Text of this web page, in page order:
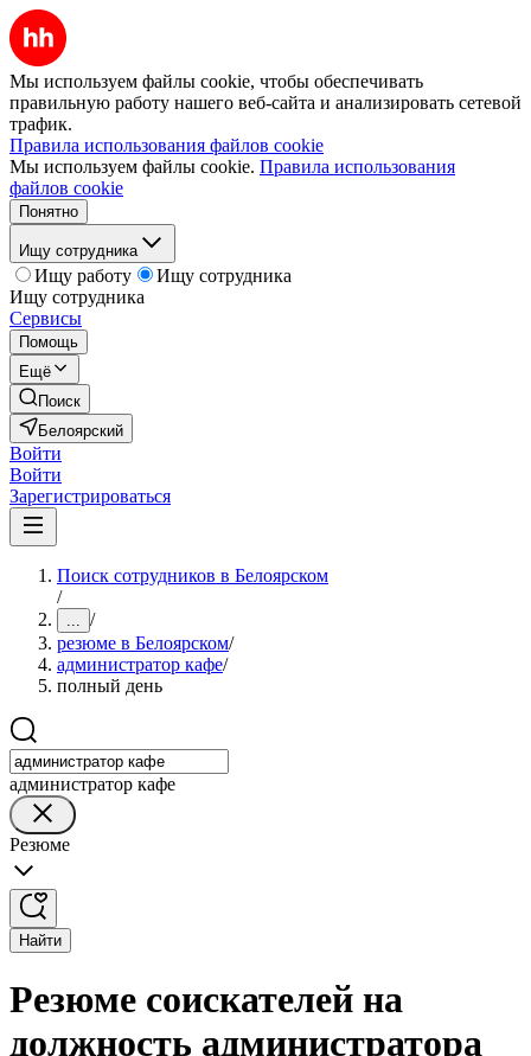
Мы используем файлы cookie, чтобы обеспечивать
правильную работу нашего веб-сайта и анализировать сетевой
трафик.
Правила использования файлов cookie
Мы используем файлы cookie. Правила использования
файлов cookie
Понятно
Ищу сотрудника
Ищу работу
Ищу сотрудника
Ищу сотрудника
Сервисы
Помощь
Ещё
Поиск
Белоярский
Войти
Войти
Зарегистрироваться
Поиск сотрудников в Белоярском
/
... /
резюме в Белоярском/
администратор кафе/
полный день
администратор кафе
Резюме
Найти
Резюме соискателей на
должность администратора